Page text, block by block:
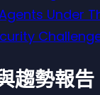
Under
趨勢報告